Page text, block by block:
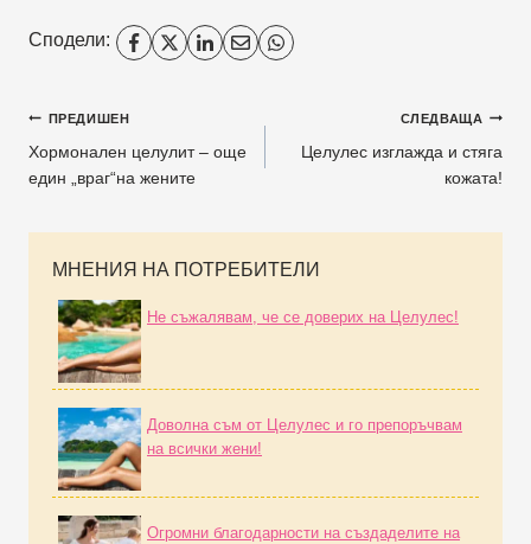
Сподели:
ПРЕДИШЕН
Хормонален целулит – още
един „враг“на жените
СЛЕДВАЩА
Целулес изглажда и стяга
кожата!
МНЕНИЯ НА ПОТРЕБИТЕЛИ
Не съжалявам, че се доверих на Целулес!
Доволна съм от Целулес и го препоръчвам
на всички жени!
Огромни благодарности на създаделите на